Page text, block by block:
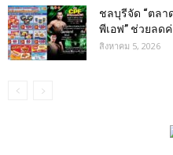
ชลบุรีจัด “ตลา
พีเอฟ” ช่วยลด
สิงหาคม 5, 2026